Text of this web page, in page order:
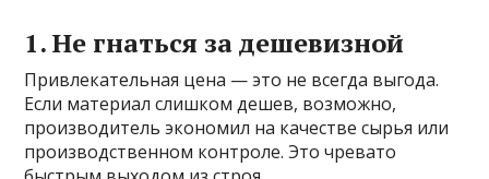
1. Не гнаться за дешевизной
Привлекательная цена — это не всегда выгода.
Если материал слишком дешев, возможно,
производитель экономил на качестве сырья или
производственном контроле. Это чревато